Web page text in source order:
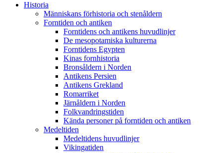
Historia
Människans förhistoria och stenåldern
Forntiden och antiken
Forntidens och antikens huvudlinjer
De mesopotamiska kulturerna
Forntidens Egypten
Kinas fornhistoria
Bronsåldern i Norden
Antikens Persien
Antikens Grekland
Romarriket
Järnåldern i Norden
Folkvandringstiden
Kända personer på forntiden och antiken
Medeltiden
Medeltidens huvudlinjer
Vikingatiden